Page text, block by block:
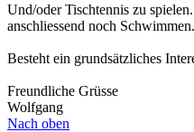
Und/oder Tischtennis zu
anschliessend noch Schwimmen.
Besteht ein grundsätzliches
Freundliche Grüsse
Wolfgang
Nach oben